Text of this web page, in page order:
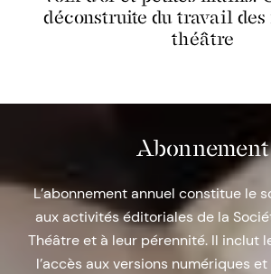
déconstruite du travail des
théâtre
Abonnement
L’abonnement annuel constitue le
aux activités éditoriales de la
Théâtre et à leur pérennité. Il inclut
l’accès aux versions numériques